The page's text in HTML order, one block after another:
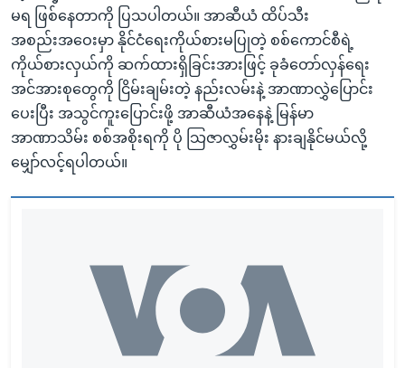
မရ ဖြစ်နေတာကို ပြသပါတယ်။ အာဆီယံ ထိပ်သီး
အစည်းအဝေးမှာ နိုင်ငံရေးကိုယ်စားမပြုတဲ့ စစ်ကောင်စီရဲ့
ကိုယ်စားလှယ်ကို ဆက်ထားရှိခြင်းအားဖြင့် ခုခံတော်လှန်ရေး
အင်အားစုတွေကို ငြိမ်းချမ်းတဲ့ နည်းလမ်းနဲ့ အာဏာလွှဲပြောင်း
ပေးပြီး အသွင်ကူးပြောင်းဖို့ အာဆီယံအနေနဲ့ မြန်မာ
အာဏာသိမ်း စစ်အစိုးရကို ပို သြဇာလွှမ်းမိုး နားချနိုင်မယ်လို့
မျှော်လင့်ရပါတယ်။